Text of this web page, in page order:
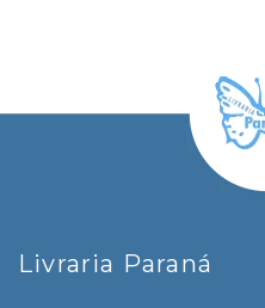
Livraria Paraná